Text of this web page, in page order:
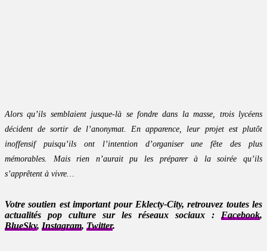
Alors qu’ils semblaient jusque-là se fondre dans la masse, trois lycéens
décident de sortir de l’anonymat. En apparence, leur projet est plutôt
inoffensif puisqu’ils ont l’intention d’organiser une fête des plus
mémorables. Mais rien n’aurait pu les préparer à la soirée qu’ils
s’apprêtent à vivre…
Votre soutien est important pour Eklecty-City, retrouvez toutes les
actualités pop culture sur les réseaux sociaux : Facebook,
BlueSky, Instagram, Twitter.